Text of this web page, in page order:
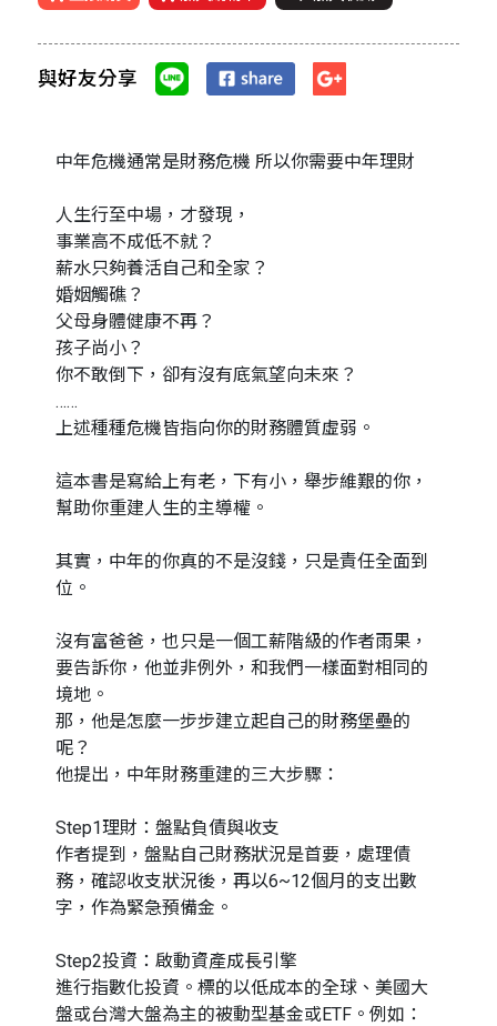
與好友分享
中年危機通常是財務危機 所以你需要中年理財
人生行至中場，才發現，
事業高不成低不就？
薪水只夠養活自己和全家？
婚姻觸礁？
父母身體健康不再？
孩子尚小？
你不敢倒下，卻有沒有底氣望向未來？
……
上述種種危機皆指向你的財務體質虛弱。
這本書是寫給上有老，下有小，舉步維艱的你，
幫助你重建人生的主導權。
其實，中年的你真的不是沒錢，只是責任全面到
位。
沒有富爸爸，也只是一個工薪階級的作者雨果，
要告訴你，他並非例外，和我們一樣面對相同的
境地。
那，他是怎麼一步步建立起自己的財務堡壘的
呢？
他提出，中年財務重建的三大步驟：
Step1理財：盤點負債與收支
作者提到，盤點自己財務狀況是首要，處理債
務，確認收支狀況後，再以6~12個月的支出數
字，作為緊急預備金。
Step2投資：啟動資產成長引擎
進行指數化投資。標的以低成本的全球、美國大
盤或台灣大盤為主的被動型基金或ETF。例如：